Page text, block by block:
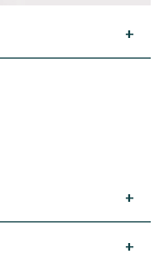
+
+
+